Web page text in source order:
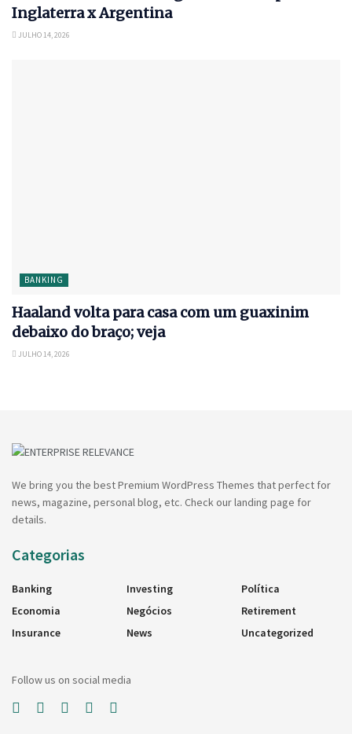
Inglaterra x Argentina
JULHO 14, 2026
BANKING
Haaland volta para casa com um guaxinim
debaixo do braço; veja
JULHO 14, 2026
We bring you the best Premium WordPress Themes that perfect for
news, magazine, personal blog, etc. Check our landing page for
details.
Categorias
Banking
Economia
Insurance
Investing
Negócios
News
Política
Retirement
Uncategorized
Follow us on social media